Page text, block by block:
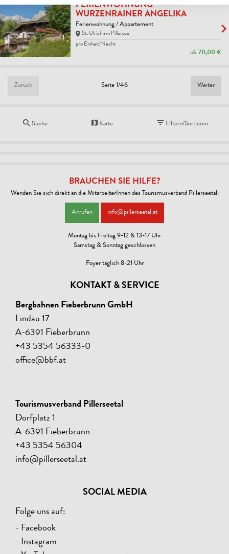
FERIENWOHNUNG
WURZENRAINER ANGELIKA
Ferienwohnung / Appartement
St. Ulrich am Pillersee
pro Einheit/Nacht
ab 70,00 €
Zurück Seite 1/46 Weiter
Suche Karte Filtern/Sortieren
BRAUCHEN SIE HILFE?
Wenden Sie sich direkt an die MitarbeiterInnen des Tourismusverband Pillerseetal:
Anrufen info@pillerseetal.at
Montag bis Freitag 9-12 & 13-17 Uhr
Samstag & Sonntag geschlossen
Foyer täglich 8-21 Uhr
KONTAKT & SERVICE
Bergbahnen Fieberbrunn GmbH
Lindau 17
A-6391 Fieberbrunn
+43 5354 56333-0
office@bbf.at
Tourismusverband Pillerseetal
Dorfplatz 1
A-6391 Fieberbrunn
+43 5354 56304
info@pillerseetal.at
SOCIAL MEDIA
Folge uns auf:
- Facebook
- Instagram